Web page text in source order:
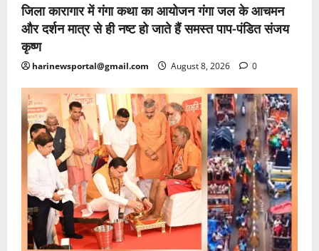
जिला कारागार में गंगा कथा का आयोजन गंगा जल के आचमन
और दर्शन मात्र से ही नष्ट हो जाते हैं समस्त पाप-पंडित संजय
कृष्ण
harinewsportal@gmail.com August 8, 2026 0